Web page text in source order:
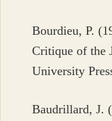
Bourdieu, P.
Critique of the
University
Baudrillard, J.